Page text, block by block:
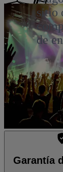
sitio
de
Garantía